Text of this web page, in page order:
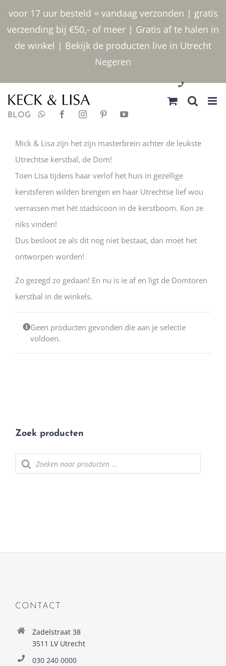
voor 17 uur besteld = vandaag verzonden | gratis
verzending bij €50,- of meer | Gratis af te halen in
de winkel | Bekijk de producten live in Utrecht
Negeren
inhoud
030 2400000
BLOG
Mick & Lisa zijn het zijn masterbrein achter de leukste
Utrechtse kerstbal, de Dom!
Toen Lisa tijdens haar verlof het huis in gezellige
kerstsferen wilden brengen en haar Utrechtse lief wou
verrassen met hét stadsicoon in de kerstboom. Kon ze
niks vinden!
Dus besloot ze als dit nog niet bestaat, dan moet het
ontworpen worden!
Zo gezegd zo gedaan! En nu is ie af en ligt de Domtoren
kerstbal in de winkels.
Geen producten gevonden die aan je selectie
voldoen.
Zoek producten
Producten
zoeken
CONTACT
Zadelstraat 38
3511 LV Utrecht
030 240 0000